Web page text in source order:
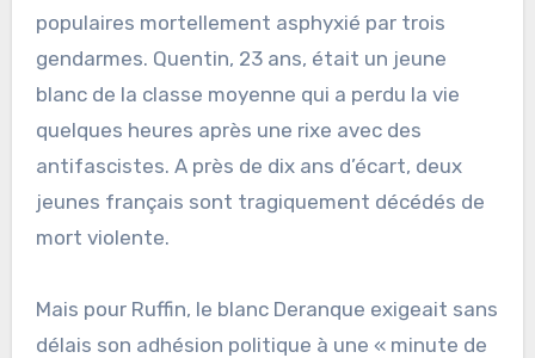
populaires mortellement asphyxié par trois
gendarmes. Quentin, 23 ans, était un jeune
blanc de la classe moyenne qui a perdu la vie
quelques heures après une rixe avec des
antifascistes. A près de dix ans d’écart, deux
jeunes français sont tragiquement décédés de
mort violente.
Mais pour Ruffin, le blanc Deranque exigeait sans
délais son adhésion politique à une « minute de